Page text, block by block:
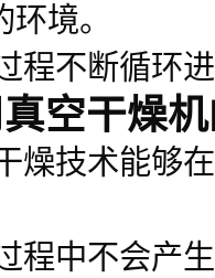
境。
程不断循环
空干燥
燥技术能够
程中不会产